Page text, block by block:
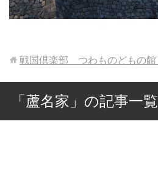
戦国倶楽部 つわものどもの館
「蘆名家」の記事一覧